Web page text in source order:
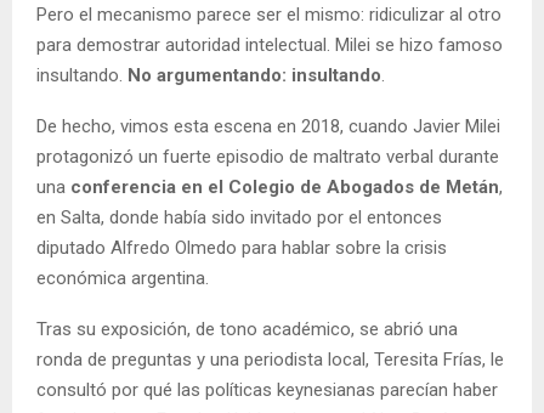
Pero el mecanismo parece ser el mismo: ridiculizar al otro
para demostrar autoridad intelectual. Milei se hizo famoso
insultando. No argumentando: insultando.
De hecho, vimos esta escena en 2018, cuando Javier Milei
protagonizó un fuerte episodio de maltrato verbal durante
una conferencia en el Colegio de Abogados de Metán,
en Salta, donde había sido invitado por el entonces
diputado Alfredo Olmedo para hablar sobre la crisis
económica argentina.
Tras su exposición, de tono académico, se abrió una
ronda de preguntas y una periodista local, Teresita Frías, le
consultó por qué las políticas keynesianas parecían haber